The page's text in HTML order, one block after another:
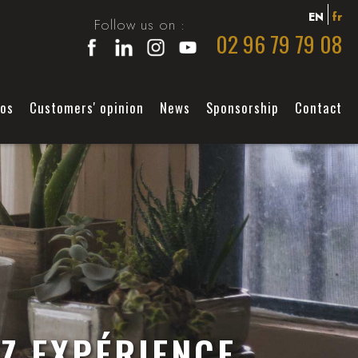
Follow us on :
02 96 79 79 08
EN fr
Customers' opinion News Sponsorship Contact